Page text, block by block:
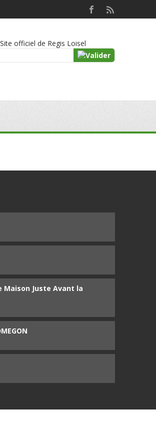
officiel de Regis Loisel
Maison Juste Avant la